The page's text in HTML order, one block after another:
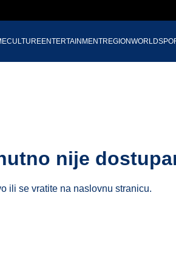
CULTUREENTERTAINMENTREGIONWORLD
nije
ili se vratite na naslovnu stranicu.